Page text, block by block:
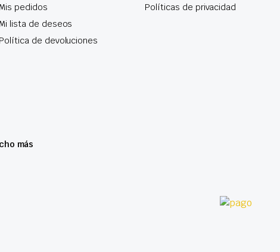
Mis pedidos
Mi lista de deseos
Política de devoluciones
Políticas de privacidad
más